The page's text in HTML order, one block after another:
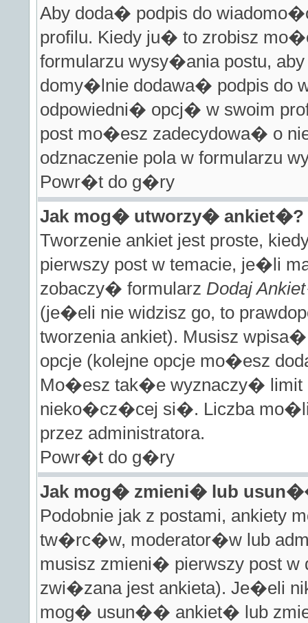
Aby doda� podpis do
profilu. Kiedy ju� to zrobisz
formularzu wysy�ania postu,
domy�lnie dodawa� podpis do
odpowiedni� opcj� w swoim
post mo�esz zadecydowa� o
odznaczenie pola w formularzu
Powr�t do g�ry
Jak mog� utworzy� ankiet�?
Tworzenie ankiet jest proste,
pierwszy post w temacie, je�li
zobaczy� formularz Dodaj
(je�eli nie widzisz go, to
tworzenia ankiet). Musisz
opcje (kolejne opcje mo�esz
Mo�esz tak�e wyznaczy� limit
nieko�cz�cej si�. Liczba
przez administratora.
Powr�t do g�ry
Jak mog� zmieni� lub
Podobnie jak z postami, ankiety
tw�rc�w, moderator�w lub
musisz zmieni� pierwszy post
zwi�zana jest ankieta). Je�eli
mog� usun�� ankiet� lub